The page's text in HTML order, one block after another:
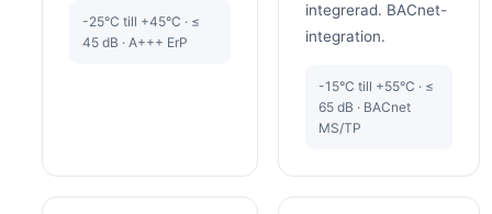
-25°C till +45°C · ≤
45 dB · A+++ ErP
integrerad. BACnet-
integration.
-15°C till +55°C · ≤
65 dB · BACnet
MS/TP